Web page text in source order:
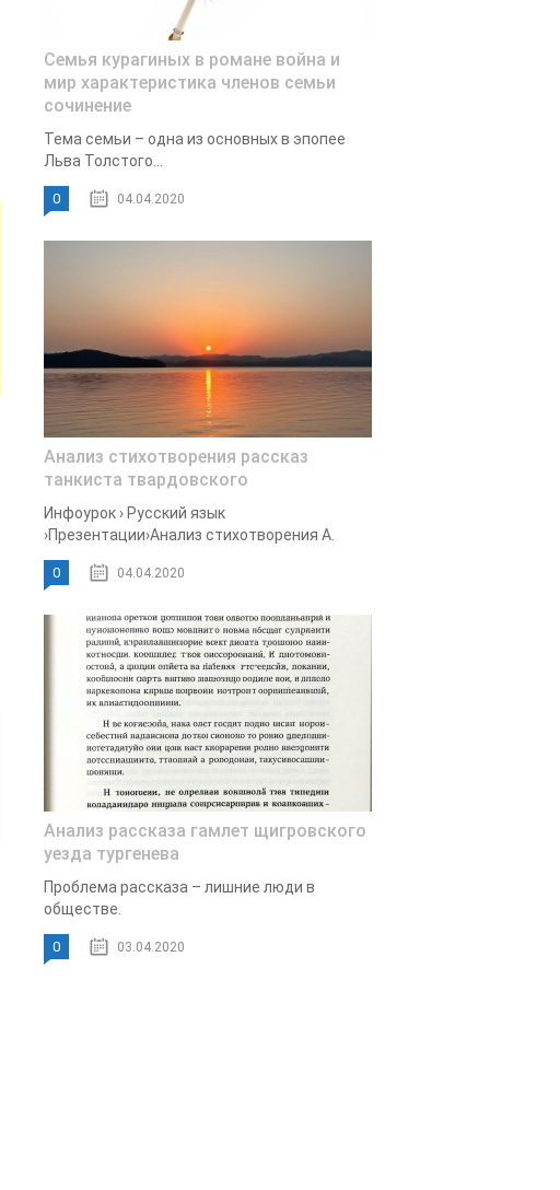
Семья курагиных в романе война и
мир характеристика членов семьи
сочинение
Тема семьи – одна из основных в эпопее
Льва Толстого...
0 04.04.2020
Анализ стихотворения рассказ
танкиста твардовского
Инфоурок › Русский язык
›Презентации›Анализ стихотворения А.
0 04.04.2020
Анализ рассказа гамлет щигровского
уезда тургенева
Проблема рассказа – лишние люди в
обществе.
0 03.04.2020